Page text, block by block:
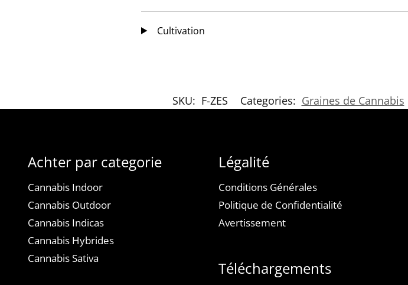
Cultivation
SKU: F-ZES Categories: Graines de Cannabis
Achter par categorie
Cannabis Indoor
Cannabis Outdoor
Cannabis Indicas
Cannabis Hybrides
Cannabis Sativa
Légalité
Conditions Générales
Politique de Confidentialité
Avertissement
Téléchargements